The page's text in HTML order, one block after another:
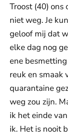
Troost (40) ons
niet weg. Je
geloof mij dat
elke dag nog
ene
reuk en smaak
quarantaine
weg zou zijn.
ik het einde
ik. Het is nooit